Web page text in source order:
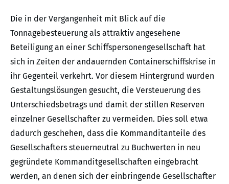
Die in der Vergangenheit mit Blick auf die
Tonnagebesteuerung als attraktiv angesehene
Beteiligung an einer Schiffspersonengesellschaft hat
sich in Zeiten der andauernden Containerschiffskrise in
ihr Gegenteil verkehrt. Vor diesem Hintergrund wurden
Gestaltungslösungen gesucht, die Versteuerung des
Unterschiedsbetrags und damit der stillen Reserven
einzelner Gesellschafter zu vermeiden. Dies soll etwa
dadurch geschehen, dass die Kommanditanteile des
Gesellschafters steuerneutral zu Buchwerten in neu
gegründete Kommanditgesellschaften eingebracht
werden, an denen sich der einbringende Gesellschafter